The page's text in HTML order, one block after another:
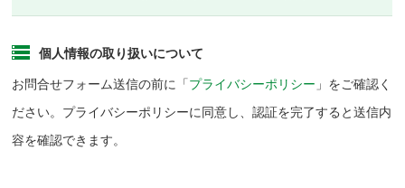
個人情報の取り扱いについて
お問合せフォーム送信の前に「プライバシーポリシー 」をご確認く
ださい。プライバシーポリシーに同意し、認証を完了すると送信内
容を確認できます。